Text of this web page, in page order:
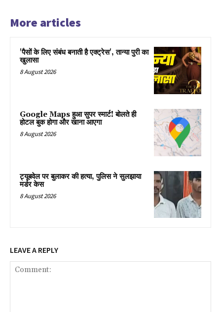
More articles
'पैसों के लिए संबंध बनाती है एक्ट्रेस', तान्या पुरी का
खुलासा
8 August 2026
Google Maps हुआ सुपर स्मार्ट! बोलते ही
होटल बुक होगा और खाना आएगा
8 August 2026
ट्यूबवेल पर बुलाकर की हत्या, पुलिस ने सुलझाया
मर्डर केस
8 August 2026
LEAVE A REPLY